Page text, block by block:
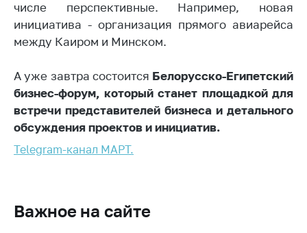
обсуждение
проектов
Маркировка
Упрощение условий
ведения бизнеса
Рекомендации по
распространения
питания, бытового
числе перспективные. Например, новая
инициатива - организация прямого авиарейса
между Каиром и Минском.
А уже завтра состоится Белорусско-Египетский
бизнес-форум, который станет площадкой для
встречи представителей бизнеса и детального
обсуждения проектов и инициатив.
Telegram-канал МАРТ.
Важное на сайте